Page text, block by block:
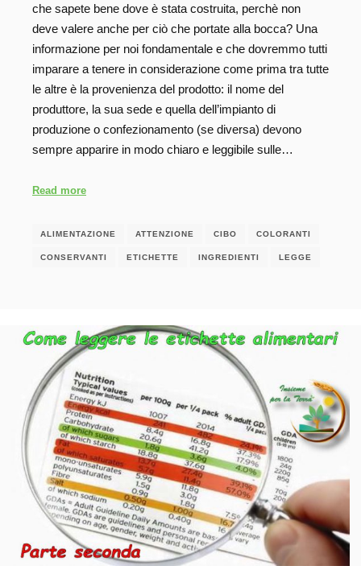
che sapete bene dove è stata costruita, perchè non
deve valere anche per ciò che portate alla bocca? Una
informazione per noi fondamentale e che dovremmo tutti
imparare a tenere in considerazione come prima tra tutte
le altre è la provenienza del prodotto: il nome del
produttore, la sua sede e quella dell’impianto di
produzione o confezionamento (se diversa) devono
sempre apparire in modo chiaro e leggibile sulle…
Read more
ALIMENTAZIONE ATTENZIONE CIBO COLORANTI
CONSERVANTI ETICHETTE INGREDIENTI LEGGE